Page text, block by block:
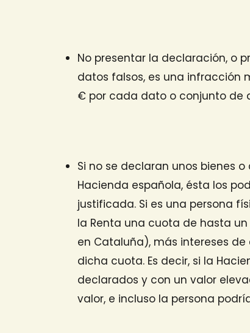
No presentar la declaración, o
datos falsos, es una infracción
€ por cada dato o conjunto de
Si no se declaran unos bienes
Hacienda española, ésta los
justificada. Si es una persona
la Renta una cuota de hasta un
en Cataluña), más intereses de
dicha cuota. Es decir, si la
declarados y con un valor
valor, e incluso la persona